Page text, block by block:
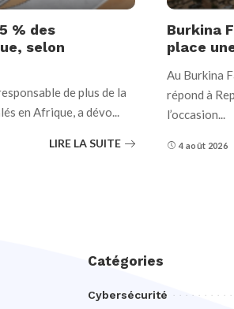
% des
selon
de plus de la
en Afrique, a dévo...
LIRE LA SUITE
Burkina
place
Au Burkina
répond à
l’occasion...
4 août 2026
Catégories
Cybersécurité